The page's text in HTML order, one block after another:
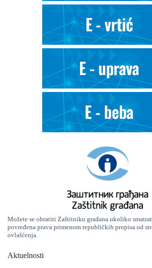
Možete se obratiti Zaštitniku građana ukoliko
povređena prava primenom republičkih propisa od
ovlašćenja.
Aktuelnosti